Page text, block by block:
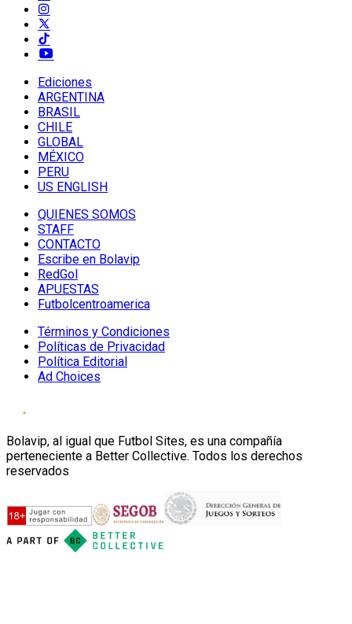
Ediciones
ARGENTINA
BRASIL
CHILE
GLOBAL
MÉXICO
PERU
US ENGLISH
QUIENES SOMOS
STAFF
CONTACTO
Escribe en Bolavip
RedGol
APUESTAS
Futbolcentroamerica
Términos y Condiciones
Políticas de Privacidad
Política Editorial
Ad Choices
Bolavip, al igual que Futbol Sites, es una compañía
perteneciente a Better Collective. Todos los derechos
reservados